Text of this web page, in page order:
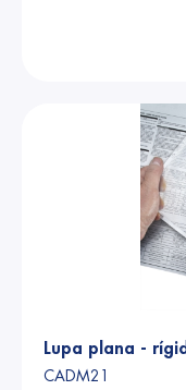
Lupa plana -
CADM21